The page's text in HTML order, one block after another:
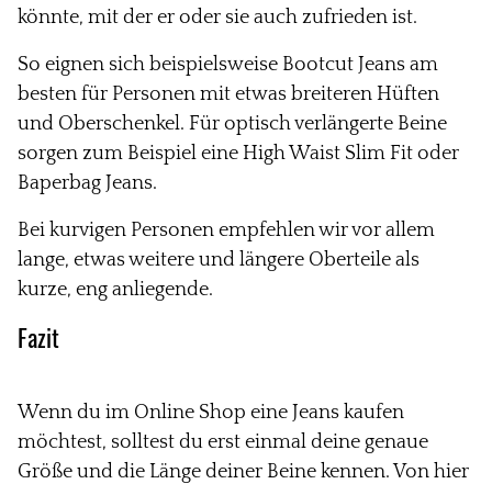
könnte, mit der er oder sie auch zufrieden ist.
So eignen sich beispielsweise Bootcut Jeans am
besten für Personen mit etwas breiteren Hüften
und Oberschenkel. Für optisch verlängerte Beine
sorgen zum Beispiel eine High Waist Slim Fit oder
Baperbag Jeans.
Bei kurvigen Personen empfehlen wir vor allem
lange, etwas weitere und längere Oberteile als
kurze, eng anliegende.
Fazit
Wenn du im Online Shop eine Jeans kaufen
möchtest, solltest du erst einmal deine genaue
Größe und die Länge deiner Beine kennen. Von hier